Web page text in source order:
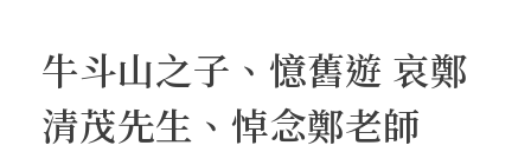
牛斗山之子、憶舊遊 哀鄭
清茂先生、悼念鄭老師